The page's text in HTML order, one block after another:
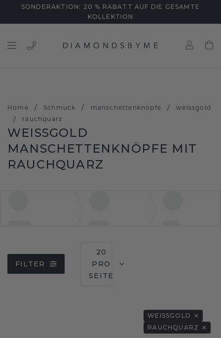
SONDERAKTION: 20 % RABATT AUF DIE GESAMTE
KOLLEKTION
Home / Schmuck / manschettenknöpfe / weissgold
/ rauchquarz
WEISSGOLD M
ANSCHETTENKNÖPFE MIT R
AUCHQUARZ
FILTER
20
PRO
SEITE
WEISSGOLD
RAUCHQUARZ